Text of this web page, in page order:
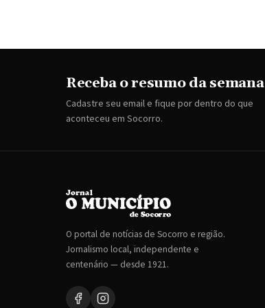
Receba o resumo da semana
Cadastre seu email e fique por dentro do que
aconteceu em Socorro.
O portal de notícias de Socorro e região.
Jornalismo local, independente e
centenário — desde 1921.